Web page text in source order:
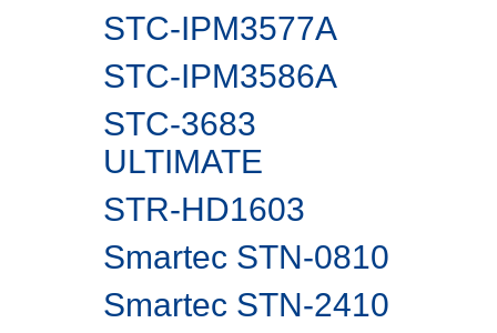
STC-IPM3577A
STC-IPM3586A
STC-3683
ULTIMATE
STR-HD1603
Smartec STN-0810
Smartec STN-2410